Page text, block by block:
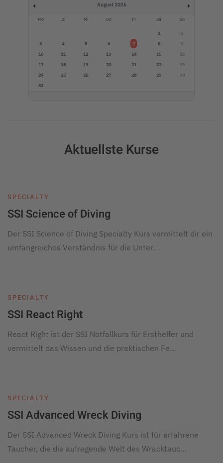
August 2026
Mo Di Mi Do Fr Sa So
1
2
3
4 5 6 7 8
9
10
11 12 13 14 15
16
17
18 19 20 21 22
23
24
25 26 27 28 29
30
31
Aktuellste Kurse
SPECIALTY
SSI Science of Diving
Der SSI Science of Diving Specialty Kurs vermittelt dir ein
umfangreiches Verständnis für die Unter…
SPECIALTY
SSI React Right
React Right ist der SSI Notfallkurs für Ersthelfer und
vermittelt das Wissen und die praktischen Fe…
SPECIALTY
SSI Advanced Wreck Diving
Der SSI Advanced Wreck Diving Kurs ist für erfahrene
Taucher, die die aufregende Welt des Wracktauc…